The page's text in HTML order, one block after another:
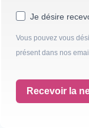
Je désire
Vous pouvez vous
présent dans nos
Recevoir la